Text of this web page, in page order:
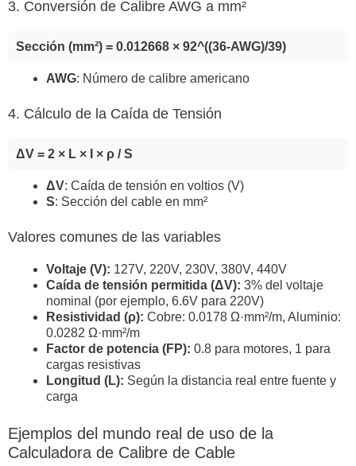
3. Conversión de Calibre AWG a mm²
Sección (mm²) = 0.012668 × 92^((36-AWG)/39)
AWG: Número de calibre americano
4. Cálculo de la Caída de Tensión
ΔV = 2 × L × I × ρ / S
ΔV: Caída de tensión en voltios (V)
S: Sección del cable en mm²
Valores comunes de las variables
Voltaje (V): 127V, 220V, 230V, 380V, 440V
Caída de tensión permitida (ΔV): 3% del voltaje
nominal (por ejemplo, 6.6V para 220V)
Resistividad (ρ): Cobre: 0.0178 Ω·mm²/m, Aluminio:
0.0282 Ω·mm²/m
Factor de potencia (FP): 0.8 para motores, 1 para
cargas resistivas
Longitud (L): Según la distancia real entre fuente y
carga
Ejemplos del mundo real de uso de la
Calculadora de Calibre de Cable